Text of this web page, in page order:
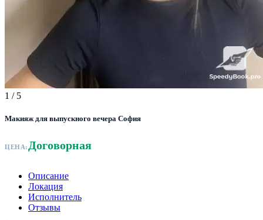
1 / 5
Макияж для выпускного вечера София
ЦЕНА: Договорная
Описание
Локация
Исполнитель
Отзывы